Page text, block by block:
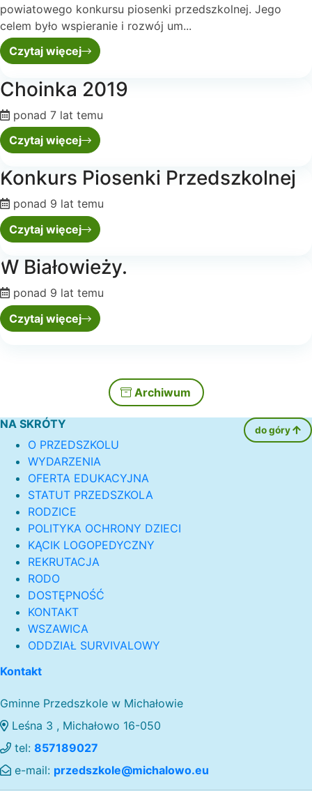
powiatowego konkursu piosenki przedszkolnej. Jego
celem było wspieranie i rozwój um...
Czytaj więcej
Choinka 2019
ponad 7 lat temu
Czytaj więcej
Konkurs Piosenki Przedszkolnej
ponad 9 lat temu
Czytaj więcej
W Białowieży.
ponad 9 lat temu
Czytaj więcej
Archiwum
NA SKRÓTY do góry
O PRZEDSZKOLU
WYDARZENIA
OFERTA EDUKACYJNA
STATUT PRZEDSZKOLA
RODZICE
POLITYKA OCHRONY DZIECI
KĄCIK LOGOPEDYCZNY
REKRUTACJA
RODO
DOSTĘPNOŚĆ
KONTAKT
WSZAWICA
ODDZIAŁ SURVIVALOWY
Kontakt
Gminne Przedszkole w Michałowie
Leśna 3 , Michałowo 16-050
tel: 857189027
e-mail: przedszkole@michalowo.eu